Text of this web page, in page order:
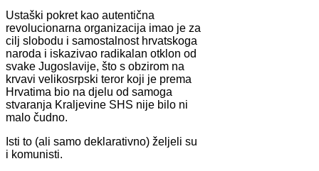
Ustaški pokret kao autentična
revolucionarna organizacija imao je za
cilj slobodu i samostalnost hrvatskoga
naroda i iskazivao radikalan otklon od
svake Jugoslavije, što s obzirom na
krvavi velikosrpski teror koji je prema
Hrvatima bio na djelu od samoga
stvaranja Kraljevine SHS nije bilo ni
malo čudno.
Isti to (ali samo deklarativno) željeli su
i komunisti.